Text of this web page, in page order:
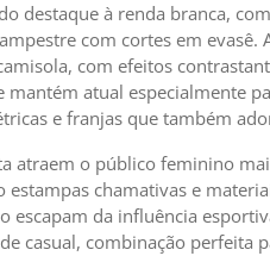
destaque à renda branca,
com cortes em evasê.
com efeitos
mantém atual especialmente
e franjas que também
atraem o público feminino
chamativas e
escapam da influência
casual, combinação perfeita